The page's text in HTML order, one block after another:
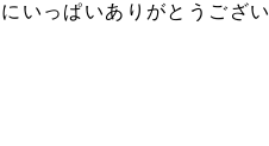
いっぱいありがとうござい